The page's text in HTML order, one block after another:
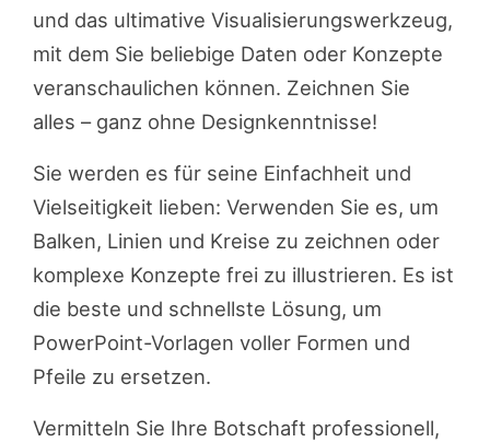
und das ultimative Visualisierungswerkzeug,
mit dem Sie beliebige Daten oder Konzepte
veranschaulichen können. Zeichnen Sie
alles – ganz ohne Designkenntnisse!
Sie werden es für seine Einfachheit und
Vielseitigkeit lieben: Verwenden Sie es, um
Balken, Linien und Kreise zu zeichnen oder
komplexe Konzepte frei zu illustrieren. Es ist
die beste und schnellste Lösung, um
PowerPoint-Vorlagen voller Formen und
Pfeile zu ersetzen.
Vermitteln Sie Ihre Botschaft professionell,